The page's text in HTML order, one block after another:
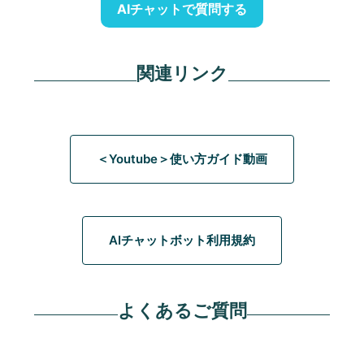
AIチャットで質問する
関連リンク
＜Youtube＞使い方ガイド動画
AIチャットボット利用規約
よくあるご質問